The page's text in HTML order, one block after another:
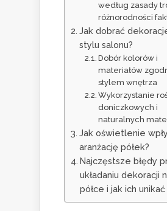
według zasady
różnorodności
Jak dobrać
stylu salonu?
Dobór kolorów i
materiałów
stylem wnętrza
Wykorzystanie
doniczkowych i
naturalnych
Jak oświetlenie
aranżację półek?
Najczęstsze błędy
układaniu dekoracji
półce i jak ich unikać